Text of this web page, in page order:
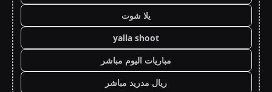
يلا شوت
yalla shoot
مباريات اليوم مباشر
ريال مدريد مباشر